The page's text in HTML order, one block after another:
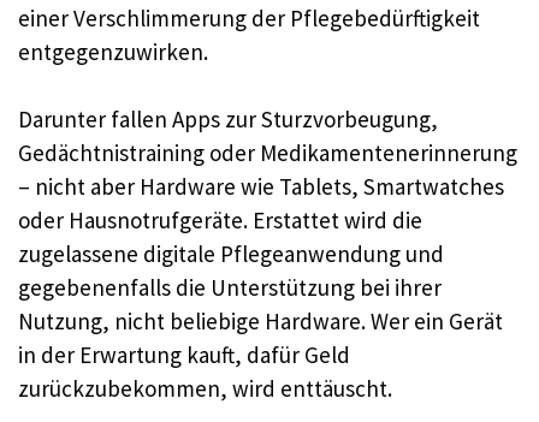
einer Verschlimmerung der Pflegebedürftigkeit
entgegenzuwirken.
Darunter fallen Apps zur Sturzvorbeugung,
Gedächtnistraining oder Medikamentenerinnerung
– nicht aber Hardware wie Tablets, Smartwatches
oder Hausnotrufgeräte. Erstattet wird die
zugelassene digitale Pflegeanwendung und
gegebenenfalls die Unterstützung bei ihrer
Nutzung, nicht beliebige Hardware. Wer ein Gerät
in der Erwartung kauft, dafür Geld
zurückzubekommen, wird enttäuscht.